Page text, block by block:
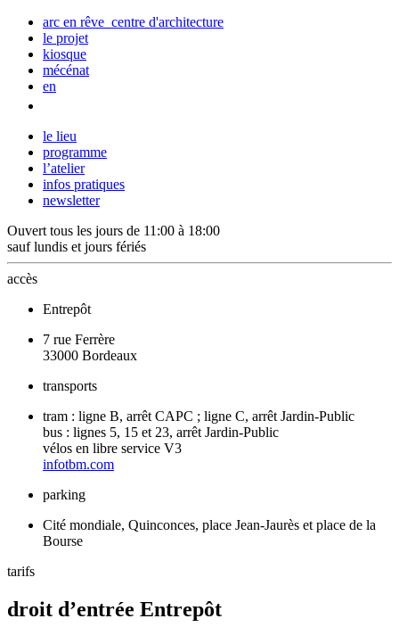
arc en rêve centre d'architecture
le projet
kiosque
mécénat
en
le lieu
programme
l’atelier
infos pratiques
newsletter
Ouvert tous les jours de 11:00 à 18:00
sauf lundis et jours fériés
accès
Entrepôt
7 rue Ferrère
33000 Bordeaux
transports
tram : ligne B, arrêt CAPC ; ligne C, arrêt Jardin-Public
bus : lignes 5, 15 et 23, arrêt Jardin-Public
vélos en libre service V3
infotbm.com
parking
Cité mondiale, Quinconces, place Jean-Jaurès et place de la
Bourse
−
tarifs
droit d’entrée Entrepôt